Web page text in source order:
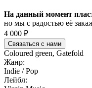
На данный момент
но мы с радостью её
4 000 ₽
Связаться с нами
Coloured green, Gatefold
Жанр:
Indie / Pop
Лейбл: